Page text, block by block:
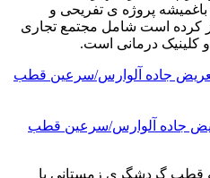
پروژه ی تفریحی و
کرده است شامل مجتمع تجاری
و کلینیک درمانی است.
تعریض جاده آلوارس/سرعین قطب
قطب گردشگری زمستانی با